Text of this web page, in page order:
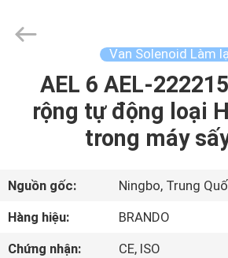
NHÀ
VỀ
CHÚNG
Brando
Hardware
Van Solenoid Làm
AEL 6 AEL-
rộng tự động loại
trong máy
Nguồn gốc:
Ningbo, Trung
Hàng hiệu:
BRANDO
Chứng nhận:
CE, ISO